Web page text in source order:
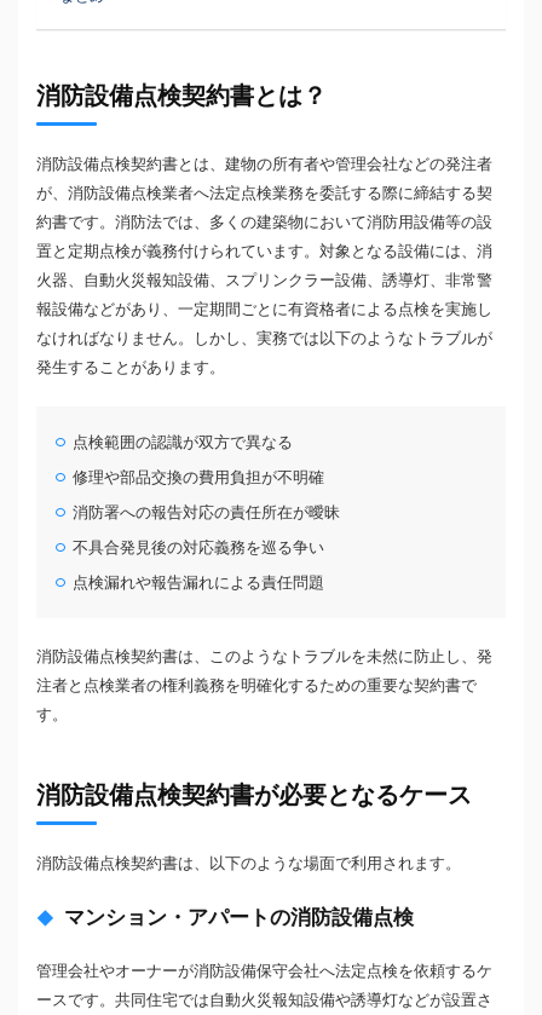
消防設備点検契約書とは？
消防設備点検契約書とは、建物の所有者や管理会社などの発注者
が、消防設備点検業者へ法定点検業務を委託する際に締結する契
約書です。消防法では、多くの建築物において消防用設備等の設
置と定期点検が義務付けられています。対象となる設備には、消
火器、自動火災報知設備、スプリンクラー設備、誘導灯、非常警
報設備などがあり、一定期間ごとに有資格者による点検を実施し
なければなりません。しかし、実務では以下のようなトラブルが
発生することがあります。
点検範囲の認識が双方で異なる
修理や部品交換の費用負担が不明確
消防署への報告対応の責任所在が曖昧
不具合発見後の対応義務を巡る争い
点検漏れや報告漏れによる責任問題
消防設備点検契約書は、このようなトラブルを未然に防止し、発
注者と点検業者の権利義務を明確化するための重要な契約書で
す。
消防設備点検契約書が必要となるケース
消防設備点検契約書は、以下のような場面で利用されます。
マンション・アパートの消防設備点検
管理会社やオーナーが消防設備保守会社へ法定点検を依頼するケ
ースです。共同住宅では自動火災報知設備や誘導灯などが設置さ